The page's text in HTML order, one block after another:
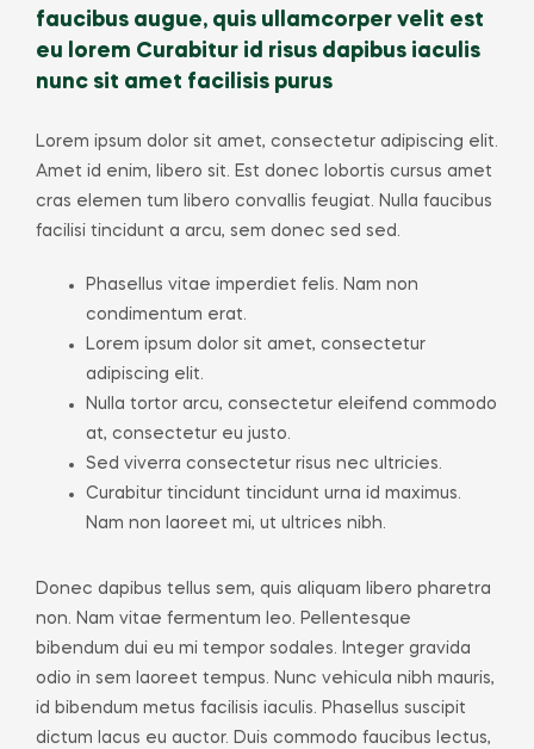
faucibus augue, quis ullamcorper velit est
eu lorem Curabitur id risus dapibus iaculis
nunc sit amet facilisis purus
Lorem ipsum dolor sit amet, consectetur adipiscing elit.
Amet id enim, libero sit. Est donec lobortis cursus amet
cras elemen tum libero convallis feugiat. Nulla faucibus
facilisi tincidunt a arcu, sem donec sed sed.
Phasellus vitae imperdiet felis. Nam non
condimentum erat.
Lorem ipsum dolor sit amet, consectetur
adipiscing elit.
Nulla tortor arcu, consectetur eleifend commodo
at, consectetur eu justo.
Sed viverra consectetur risus nec ultricies.
Curabitur tincidunt tincidunt urna id maximus.
Nam non laoreet mi, ut ultrices nibh.
Donec dapibus tellus sem, quis aliquam libero pharetra
non. Nam vitae fermentum leo. Pellentesque
bibendum dui eu mi tempor sodales. Integer gravida
odio in sem laoreet tempus. Nunc vehicula nibh mauris,
id bibendum metus facilisis iaculis. Phasellus suscipit
dictum lacus eu auctor. Duis commodo faucibus lectus,